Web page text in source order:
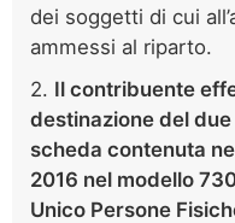
dei soggetti di cui
ammessi al riparto.
2. Il contribuente
destinazione del
scheda contenuta
2016 nel modello
Unico Persone